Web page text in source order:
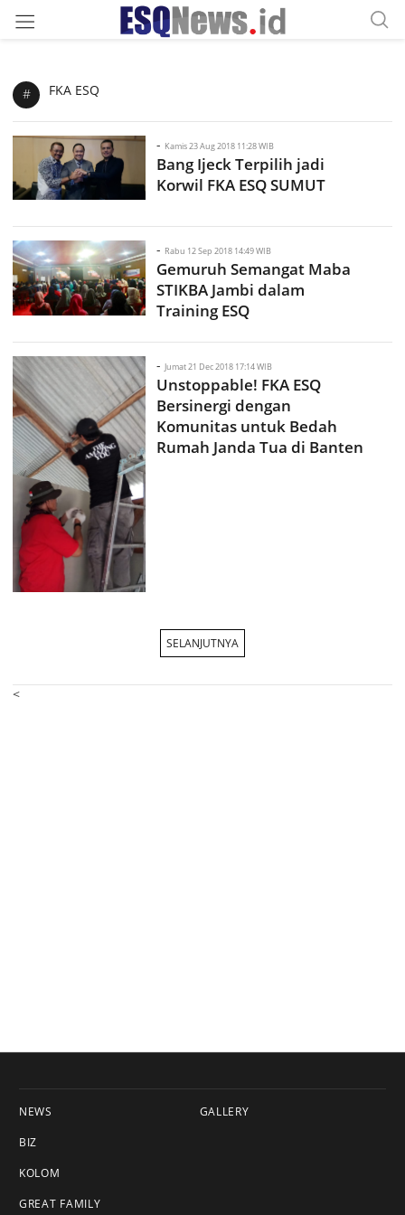
# FKA ESQ
- Kamis 23 Aug 2018 11:28 WIB
Bang Ijeck Terpilih jadi
Korwil FKA ESQ SUMUT
- Rabu 12 Sep 2018 14:49 WIB
Gemuruh Semangat Maba
STIKBA Jambi dalam
Training ESQ
- Jumat 21 Dec 2018 17:14 WIB
Unstoppable! FKA ESQ
Bersinergi dengan
Komunitas untuk Bedah
Rumah Janda Tua di Banten
SELANJUTNYA
<
NEWS
BIZ
KOLOM
GREAT FAMILY
GALLERY